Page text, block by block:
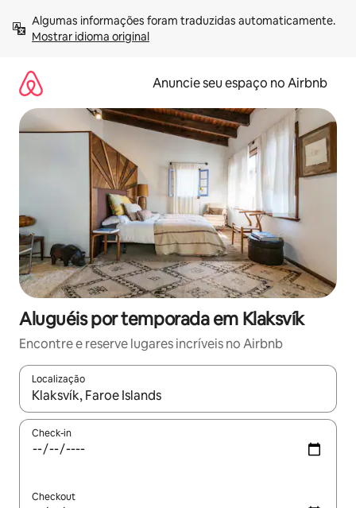
para
Mostrar idioma original
Anuncie seu espaço no Airbnb
Aluguéis por temporada em Klaksvík
Encontre e reserve lugares incríveis no Airbnb
Localização
Quando os resultados estiverem disponíveis, explore-os
Check-in
Checkout